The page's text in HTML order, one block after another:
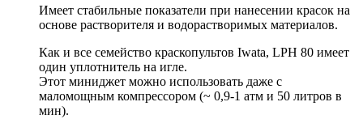
Имеет стабильные показатели при нанесении красок на
основе растворителя и водорастворимых материалов.
Как и все семейство краскопультов Iwata, LPH 80 имеет
один уплотнитель на игле.
Этот миниджет можно использовать даже с
маломощным компрессором (~ 0,9-1 атм и 50 литров в
мин).